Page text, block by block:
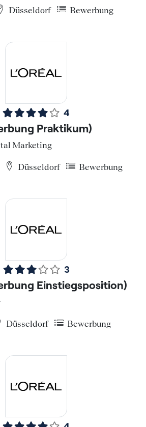
Düsseldorf Bewerbung
4
Praktikum)
Marketing
Düsseldorf Bewerbung
3
Einstiegsposition)
Düsseldorf Bewerbung